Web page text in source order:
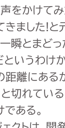
をかけてみ
きました!と
瞬とまどっ
いうわけ
離にある
切れてい
ある。